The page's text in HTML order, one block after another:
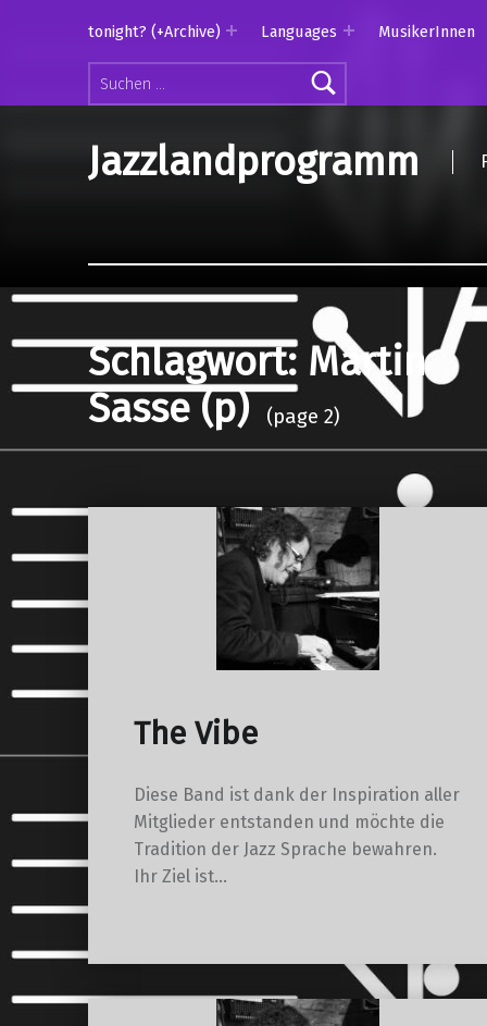
Suchen nach:
tonight? (+Archive) Languages MusikerInnen
Jazzlandprogramm
Schlagwort: Martin
Sasse (p)
(page 2)
The Vibe
Diese Band ist dank der Inspiration aller
Mitglieder entstanden und möchte die
Tradition der Jazz Sprache bewahren.
Ihr Ziel ist…